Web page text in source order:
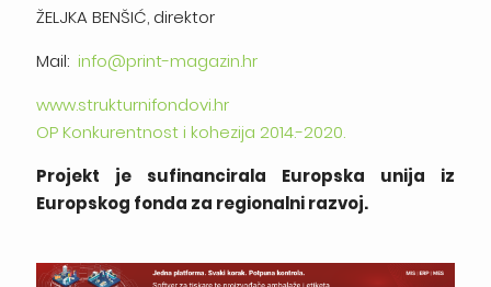
ŽELJKA BENŠIĆ, direktor
Mail: info@print-magazin.hr
www.strukturnifondovi.hr
OP Konkurentnost i kohezija 2014.-2020.
Projekt je sufinancirala Europska unija iz
Europskog fonda za regionalni razvoj.